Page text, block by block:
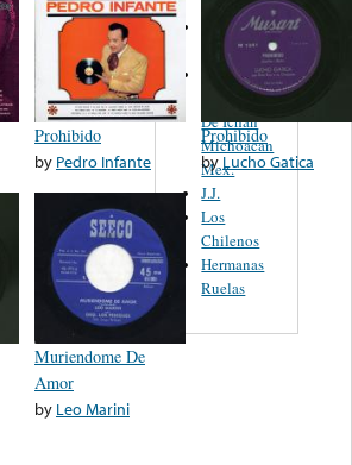
Prohibido
by Pedro Infante
Prohibido
byLucho Gatica
Muriendome De
Amor
by Leo Marini
Chicho
Mireles
Banda La
Purepecha
De Ichan
Michoacan
Mex.
J.J.
Los
Chilenos
Hermanas
Ruelas